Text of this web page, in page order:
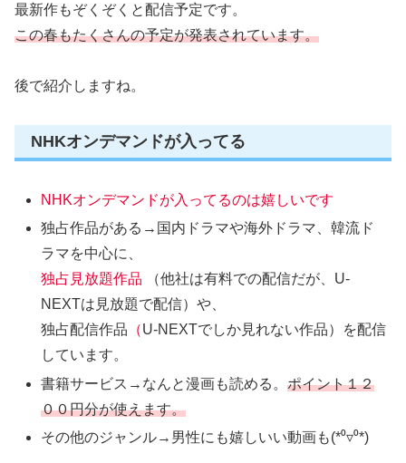
最新作もぞくぞくと配信予定です。
この春もたくさんの予定が発表されています。
後で紹介しますね。
NHKオンデマンドが入ってる
NHKオンデマンドが入ってるのは嬉しいです
独占作品がある→国内ドラマや海外ドラマ、韓流ド
ラマを中心に、
独占見放題作品 （他社は有料での配信だが、U-
NEXTは見放題で配信）や、
独占配信作品 （U-NEXTでしか見れない作品）を配信
しています。
書籍サービス→なんと漫画も読める。ポイント１２
００円分が使えます。
その他のジャンル→男性にも嬉しいい動画も(*⁰▿⁰*)